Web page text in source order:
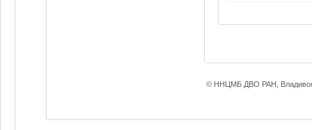
© ННЦМБ ДВО РАН,